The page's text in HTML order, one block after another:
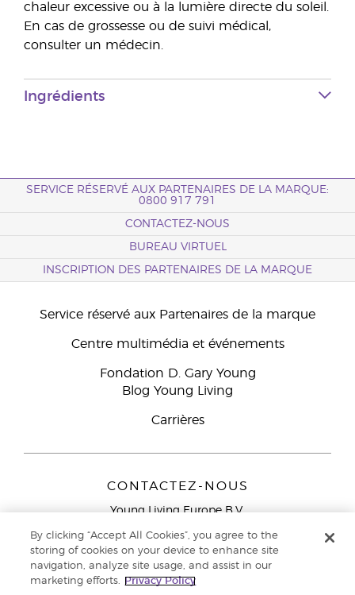
chaleur excessive ou à la lumière directe du soleil.
En cas de grossesse ou de suivi médical,
consulter un médecin.
Ingrédients
SERVICE RÉSERVÉ AUX PARTENAIRES DE LA MARQUE:
0800 917 791
CONTACTEZ-NOUS
BUREAU VIRTUEL
INSCRIPTION DES PARTENAIRES DE LA MARQUE
Service réservé aux Partenaires de la marque
Centre multimédia et événements
Fondation D. Gary Young
Blog Young Living
Carrières
CONTACTEZ-NOUS
Young Living Europe B.V.
9727 AJ Groningen
Service réservé aux Partenaires de la marque
By clicking “Accept All Cookies”, you agree to the
storing of cookies on your device to enhance site
navigation, analyze site usage, and assist in our
marketing efforts.
Privacy Policy